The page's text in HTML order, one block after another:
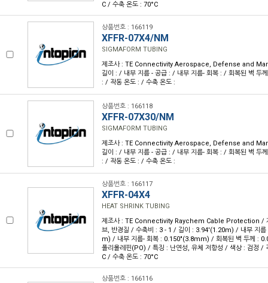
C / 수축 온도 : 70°C
상품번호 : 166119
XFFR-07X4/NM
SIGMAFORM TUBING
제조사 : TE Connectivity Aerospace, Defense and
길이 : / 내부 지름 - 공급 : / 내부 지름- 회복 : / 회복된 벽 두
: / 작동 온도 : / 수축 온도 :
상품번호 : 166118
XFFR-07X30/NM
SIGMAFORM TUBING
제조사 : TE Connectivity Aerospace, Defense and
길이 : / 내부 지름 - 공급 : / 내부 지름- 회복 : / 회복된 벽 두
: / 작동 온도 : / 수축 온도 :
상품번호 : 166117
XFFR-04X4
HEAT SHRINK TUBING
제조사 : TE Connectivity Raychem Cable Protection /
브, 반경질 / 수축비 : 3 - 1 / 길이 : 3.94'(1.20m) / 내부 지
m) / 내부 지름- 회복 : 0.150"(3.8mm) / 회복된 벽 두께 :
폴리올레핀(PO) / 특징 : 난연성, 유체 저항성 / 색상 : 검정 /
C / 수축 온도 : 70°C
상품번호 : 166116